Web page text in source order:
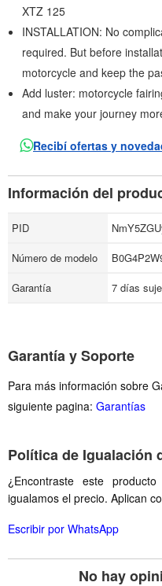
XTZ 125
INSTALLATION: No
required. But before
motorcycle and keep the
Add luster: motorcycle
and make your journey
Recibí ofertas y
Información del
PID
Número de modelo
Garantía
7 días
Garantía y Soporte
Para más información sobre
siguiente pagina: Garantías
Política de Igualación
¿Encontraste este
igualamos el precio. Aplican
Escribir por WhatsApp
No hay